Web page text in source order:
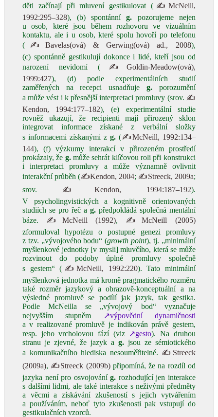
děti začínají při mluvení gestikulovat ( ✍McNeill,
1992:295–328), (b) spontánníg. pozorujeme nejen
u osob, které jsou během rozhovoru ve vizuálním
kontaktu, ale i u osob, které spolu hovoří po telefonu
( ✍Bavelas(ová) & Gerwing(ová) ad., 2008),
(c) spontánně gestikulují dokonce i lidé, kteří jsou od
narození nevidomí ( ✍Goldin-Meadow(ová),
1999:427), (d) podle experimentálních studií
zaměřených na recepci usnadňuje g. porozumění
a může vést i k přesnější interpretaci promluvy (srov. ✍
Kendon, 1994:177–182), (e) experimentální studie
rovněž ukazují, že recipienti mají přirozený sklon
integrovat informace získané z verbální složky
s informacemi získanými z g.(✍McNeill, 1992:134–
144), (f) výzkumy interakcí v přirozeném prostředí
prokázaly, že g.může sehrát klíčovou roli při konstrukci
i interpretaci promluvy a může významně ovlivnit
interakční průběh (✍Kendon, 2004; ✍Streeck, 2009a;
srov. ✍Kendon, 1994:187–192).
V psycholingvistických a kognitivně orientovaných
studiích se pro řeč a g.předpokládá společná mentální
báze. ✍McNeill (1992), ✍McNeill (2005)
zformuloval hypotézu o postupné genezi promluvy
z tzv. „vývojového bodu“ (growth point), tj. „minimální
myšlenkové jednotky [v mysli] mluvčího, která se může
rozvinout do podoby úplné promluvy společně
s gestem“ ( ✍McNeill, 1992:220). Tato minimální
myšlenková jednotka má kromě pragmatického rozměru
také rozměr jazykový a obrazově-konceptuální a na
výsledné promluvě se podílí jak jazyk, tak gestika.
Podle McNeilla se „vývojový bod“ vyznačuje
nejvyšším stupněm
↗výpovědní dynamičnosti
a v realizované promluvě je indikován právě gestem,
resp. jeho vrcholovou fází (viz ↗gesto). Na druhou
stranu je zjevné, že jazyk a g.jsou ze sémiotického
a komunikačního hlediska nesouměřitelné. ✍Streeck
(2009a), ✍Streeck (2009b)připomíná, že na rozdíl od
jazyka není pro osvojováníg. rozhodující jen interakce
s dalšími lidmi, ale také interakce s neživými předměty
a věcmi a získávání zkušeností s jejich vytvářením
a používáním, neboť tyto zkušenosti pak vstupují do
gestikulačních vzorců.